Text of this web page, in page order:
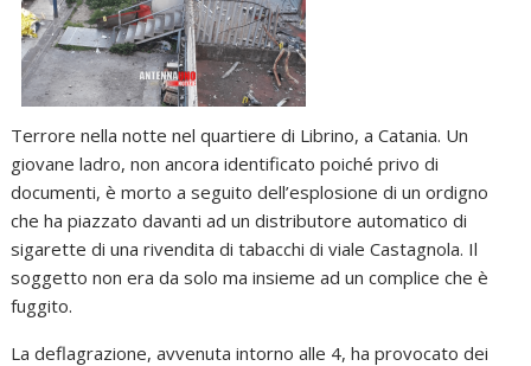
Terrore nella notte nel quartiere di Librino, a Catania. Un
giovane ladro, non ancora identificato poiché privo di
documenti, è morto a seguito dell’esplosione di un ordigno
che ha piazzato davanti ad un distributore automatico di
sigarette di una rivendita di tabacchi di viale Castagnola. Il
soggetto non era da solo ma insieme ad un complice che è
fuggito.
La deflagrazione, avvenuta intorno alle 4, ha provocato dei